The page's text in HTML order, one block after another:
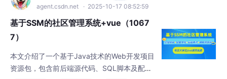
agent.csdn.net · 2025-10-17 08:52:59
基于SSM的社区管理系统+vue（1067
7）
本文介绍了一个基于Java技术的Web开发项目
资源包，包含前后端源代码、SQL脚本及配套